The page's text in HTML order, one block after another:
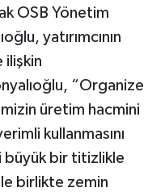
OSB Yönetim
yatırımcının
ilişkin
“Organize
üretim hacmini
kullanmasını
büyük bir titizlikle
birlikte zemin